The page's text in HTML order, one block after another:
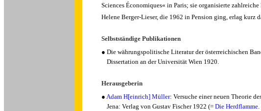
Sciences Économiques« in Paris; sie organisierte
Helene Berger-Lieser, die 1962 in Pension ging, erlag kurz
Selbstständige Publikationen
● Die währungspolitische Literatur der österreichischen
Dissertation an der Universität Wien 1920.
Herausgeberin
● Adam H[einrich] Müller: Versuche einer neuen Theorie
Jena: Verlag von Gustav Fischer 1922 (=Die Herdflamme